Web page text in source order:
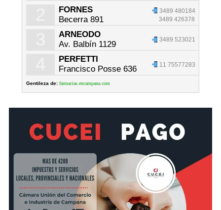
FORNES
Becerra 891
3489 480184
3489 426378
ARNEODO
Av. Balbín 1129
3489 523021
PERFETTI
Francisco Posse 636
11 75577283
Gentileza de: farmacias.encampana.com